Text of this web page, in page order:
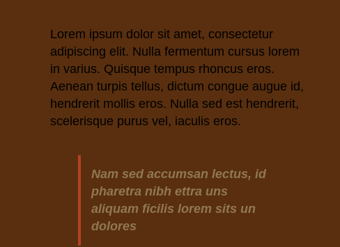
Lorem ipsum dolor sit amet, consectetur
adipiscing elit. Nulla fermentum cursus lorem
in varius. Quisque tempus rhoncus eros.
Aenean turpis tellus, dictum congue augue id,
hendrerit mollis eros. Nulla sed est hendrerit,
scelerisque purus vel, iaculis eros.
Nam sed accumsan lectus, id
pharetra nibh ettra uns
aliquam ficilis lorem sits un
dolores